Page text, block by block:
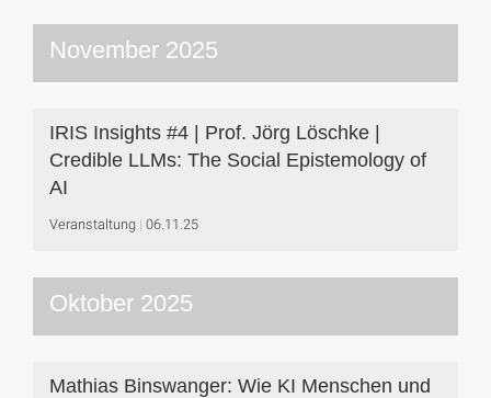
November 2025
IRIS Insights #4 | Prof. Jörg Löschke |
Credible LLMs: The Social Epistemology of
AI
Veranstaltung 06.11.25
Oktober 2025
Mathias Binswanger: Wie KI Menschen und